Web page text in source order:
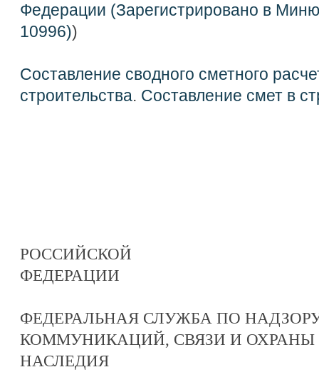
Федерации (Зарегистрировано в
10996))
Составление сводного сметного
строительства. Составление смет в
РОССИЙСКОЙ
ФЕДЕРАЦИИ
ФЕДЕРАЛЬНАЯ СЛУЖБА ПО
КОММУНИКАЦИЙ, СВЯЗИ И ОХРАНЫ
НАСЛЕДИЯ